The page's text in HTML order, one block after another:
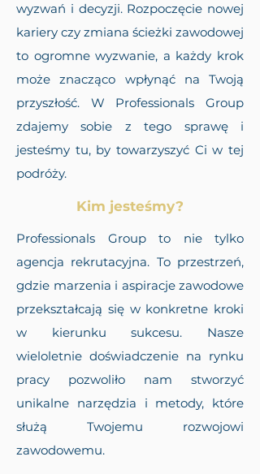
wyzwań i decyzji. Rozpoczęcie nowej
kariery czy zmiana ścieżki zawodowej
to ogromne wyzwanie, a każdy krok
może znacząco wpłynąć na Twoją
przyszłość. W Professionals Group
zdajemy sobie z tego sprawę i
jesteśmy tu, by towarzyszyć Ci w tej
podróży.
Kim jesteśmy?
Professionals Group to nie tylko
agencja rekrutacyjna. To przestrzeń,
gdzie marzenia i aspiracje zawodowe
przekształcają się w konkretne kroki
w kierunku sukcesu. Nasze
wieloletnie doświadczenie na rynku
pracy pozwoliło nam stworzyć
unikalne narzędzia i metody, które
służą Twojemu rozwojowi
zawodowemu.